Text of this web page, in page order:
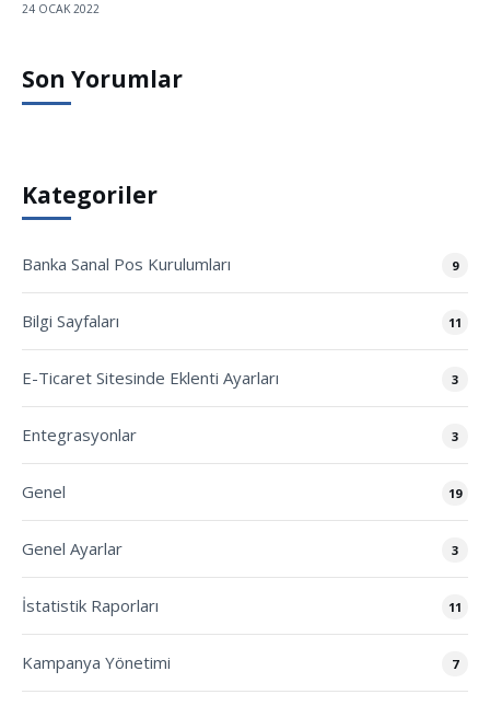
24 OCAK 2022
Son Yorumlar
Kategoriler
Banka Sanal Pos Kurulumları 9
Bilgi Sayfaları 11
E-Ticaret Sitesinde Eklenti Ayarları 3
Entegrasyonlar 3
Genel 19
Genel Ayarlar 3
İstatistik Raporları 11
Kampanya Yönetimi 7